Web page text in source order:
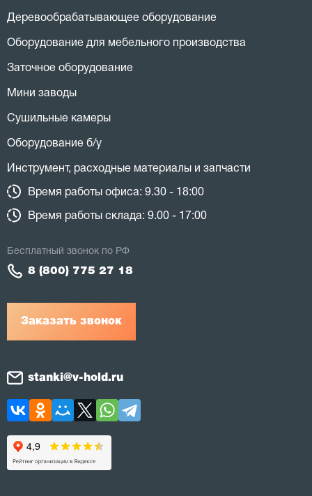
Деревообрабатывающее оборудование
Оборудование для мебельного производства
Заточное оборудование
Мини заводы
Сушильные камеры
Оборудование б/у
Инструмент, расходные материалы и запчасти
Время работы офиса: 9.30 - 18:00
Время работы склада: 9.00 - 17:00
Заказать звонок
Бесплатный звонок по РФ
8 (800) 775 27 18
stanki@v-hold.ru